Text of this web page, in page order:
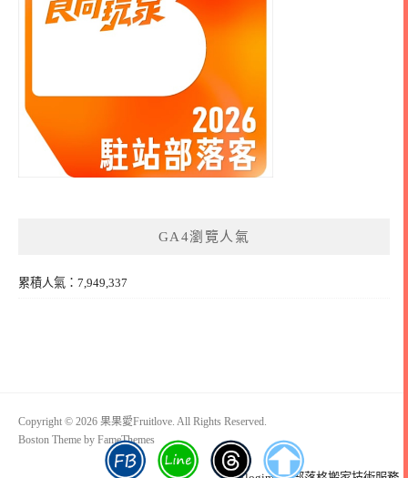
GA4瀏覽人氣
累積人氣：7,949,337
Copyright © 2026 果果愛Fruitlove. All Rights Reserved.
Boston Theme by FameThemes